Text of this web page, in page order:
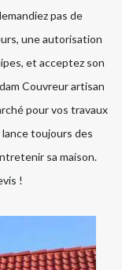
pas de
une autorisation
et acceptez son
Couvreur artisan
pour vos travaux
toujours des
sa maison.
!